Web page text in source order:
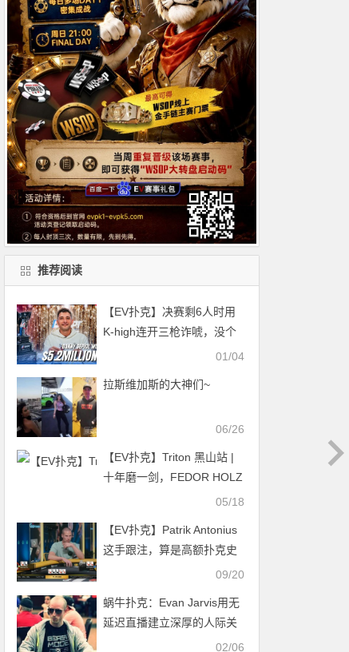
推荐阅读
【EV扑克】决赛剩6人时用
K-high连开三枪诈唬，没个
01/04
拉斯维加斯的大神们~
06/26
【EV扑克】Triton 黑山站 |
十年磨一剑，FEDOR HOLZ
05/18
【EV扑克】Patrik Antonius
这手跟注，算是高额扑克史
09/20
蜗牛扑克：Evan Jarvis用无
延迟直播建立深厚的人际关
02/06